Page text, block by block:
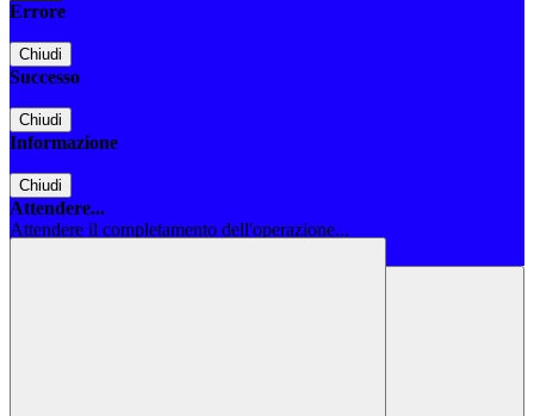
Errore
Chiudi
Successo
Chiudi
Informazione
Chiudi
Attendere...
Attendere il completamento dell'operazione...